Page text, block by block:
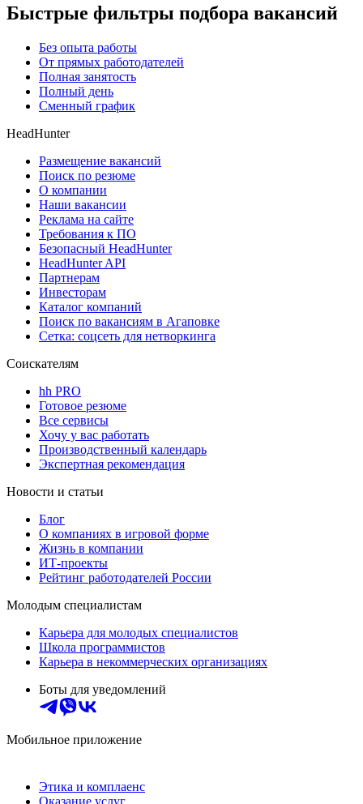
Быстрые фильтры подбора вакансий
Без опыта работы
От прямых работодателей
Полная занятость
Полный день
Сменный график
HeadHunter
Размещение вакансий
Поиск по резюме
О компании
Наши вакансии
Реклама на сайте
Требования к ПО
Безопасный HeadHunter
HeadHunter API
Партнерам
Инвесторам
Каталог компаний
Поиск по вакансиям в Агаповке
Сетка: соцсеть для нетворкинга
Соискателям
hh PRO
Готовое резюме
Все сервисы
Хочу у вас работать
Производственный календарь
Экспертная рекомендация
Новости и статьи
Блог
О компаниях в игровой форме
Жизнь в компании
ИТ-проекты
Рейтинг работодателей России
Молодым специалистам
Карьера для молодых специалистов
Школа программистов
Карьера в некоммерческих организациях
Боты для уведомлений
Мобильное приложение
Этика и комплаенс
Оказание услуг